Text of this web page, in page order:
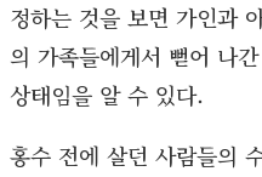
정하는 것을 보면 가인과
의 가족들에게서 뻗어 나
상태임을 알 수 있다.
홍수 전에 살던 사람들의